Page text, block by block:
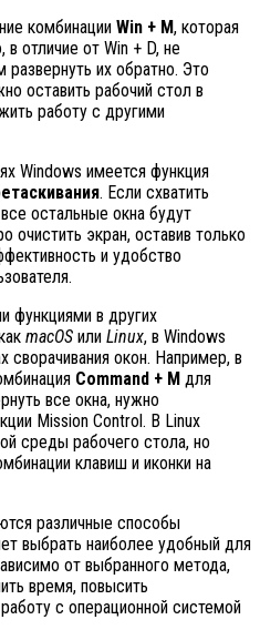
комбинации Win + M, которая
отличие от Win + D, не
их обратно. Это
оставить рабочий стол в
работу с другими
Windows имеется функция
. Если схватить
остальные окна будут
очистить экран, оставив только
и удобство
функциями в других
macOS или Linux, в Windows
сворачивания окон. Например, в
Command + M для
все окна, нужно
Mission Control. В Linux
среды рабочего стола, но
клавиш и иконки на
различные способы
выбрать наиболее удобный для
от выбранного метода,
время, повысить
с операционной системой